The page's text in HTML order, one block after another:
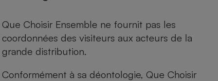
Que Choisir Ensemble ne fournit pas les
coordonnées des visiteurs aux acteurs de la
grande distribution.
Conformément à sa déontologie, Que Choisir